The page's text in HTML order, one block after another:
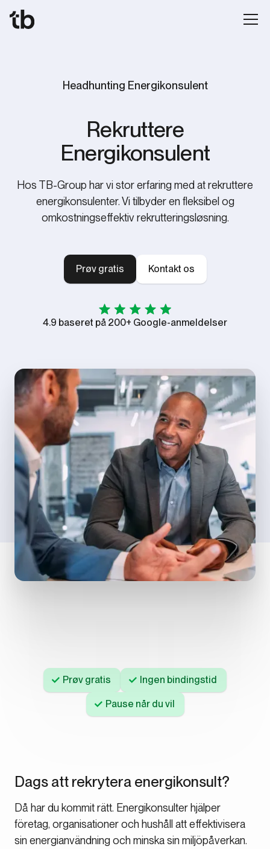
Headhunting Energikonsulent
‍Rekruttere
Energikonsulent
Hos TB-Group har vi stor erfaring med at rekruttere
energikonsulenter. Vi tilbyder en fleksibel og
omkostningseffektiv rekrutteringsløsning.
Prøv gratis Kontakt os
4.9 baseret på 200+ Google-anmeldelser
Prøv gratis Ingen bindingstid
Pause når du vil
Dags att rekrytera energikonsult?
Då har du kommit rätt. Energikonsulter hjälper
företag, organisationer och hushåll att effektivisera
sin energianvändning och minska sin miljöpåverkan.